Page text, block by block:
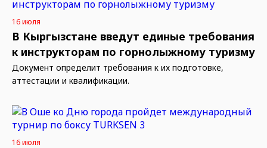
16 июля
В Кыргызстане введут единые требования
к инструкторам по горнолыжному туризму
Документ определит требования к их подготовке,
аттестации и квалификации.
16 июля